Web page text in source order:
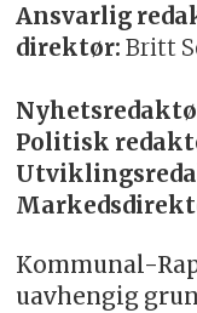
Ansvarlig
direktør: Britt
Politisk
Kommunal-
uavhengig